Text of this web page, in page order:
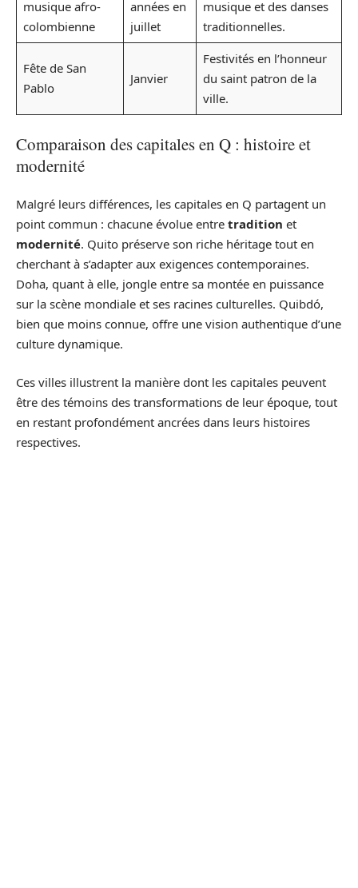
musique afro-
colombienne
années en
juillet
musique et des danses
traditionnelles.
Fête de San
Pablo
Janvier
Festivités en l’honneur
du saint patron de la
ville.
Comparaison des capitales en Q : histoire et
modernité
Malgré leurs différences, les capitales en Q partagent un
point commun : chacune évolue entre tradition et
modernité. Quito préserve son riche héritage tout en
cherchant à s’adapter aux exigences contemporaines.
Doha, quant à elle, jongle entre sa montée en puissance
sur la scène mondiale et ses racines culturelles. Quibdó,
bien que moins connue, offre une vision authentique d’une
culture dynamique.
Ces villes illustrent la manière dont les capitales peuvent
être des témoins des transformations de leur époque, tout
en restant profondément ancrées dans leurs histoires
respectives.